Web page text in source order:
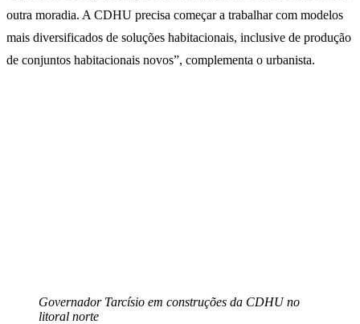
outra moradia. A CDHU precisa começar a trabalhar com modelos
mais diversificados de soluções habitacionais, inclusive de produção
de conjuntos habitacionais novos”, complementa o urbanista.
Governador Tarcísio em construções da CDHU no
litoral norte